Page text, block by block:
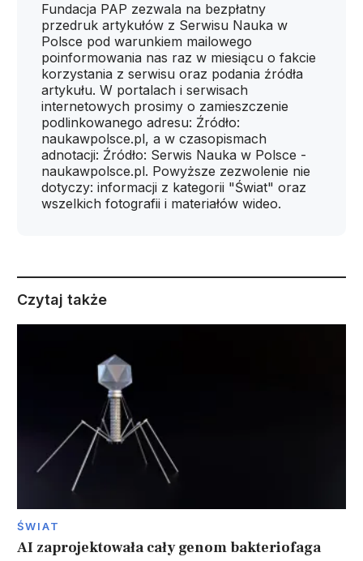
Fundacja PAP zezwala na bezpłatny
przedruk artykułów z Serwisu Nauka w
Polsce pod warunkiem mailowego
poinformowania nas raz w miesiącu o fakcie
korzystania z serwisu oraz podania źródła
artykułu. W portalach i serwisach
internetowych prosimy o zamieszczenie
podlinkowanego adresu: Źródło:
naukawpolsce.pl, a w czasopismach
adnotacji: Źródło: Serwis Nauka w Polsce -
naukawpolsce.pl. Powyższe zezwolenie nie
dotyczy: informacji z kategorii "Świat" oraz
wszelkich fotografii i materiałów wideo.
Czytaj także
ŚWIAT
AI zaprojektowała cały genom bakteriofaga